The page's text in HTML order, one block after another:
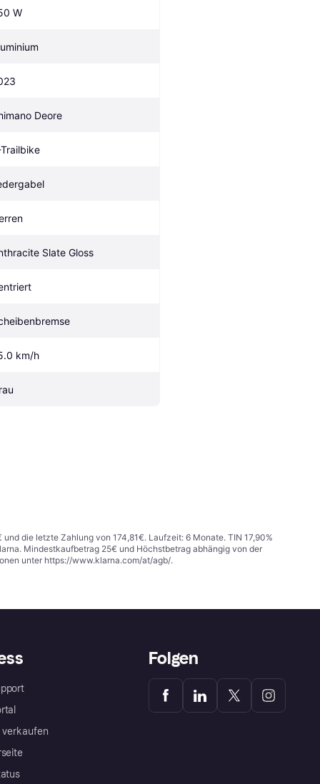
W
Deore
Slate Gloss
km/h
die letzte Zahlung von 174,81€. Laufzeit: 6 Monate. TIN 17,90%
Mindestkaufbetrag 25€ und Höchstbetrag abhängig von der
unter https://www.klarna.com/at/agb/.
verkaufen
Folgen